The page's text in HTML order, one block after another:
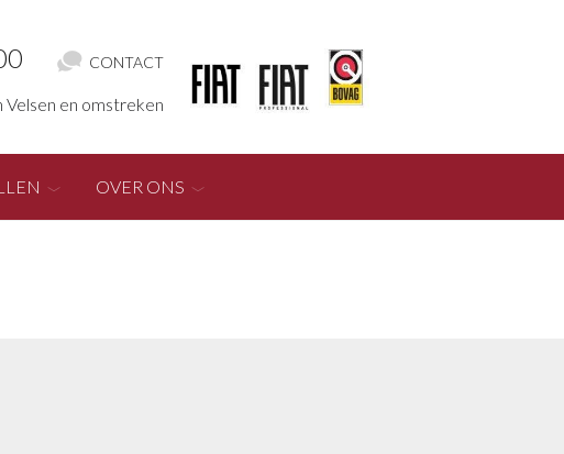
CONTACT
en omstreken
OVER ONS